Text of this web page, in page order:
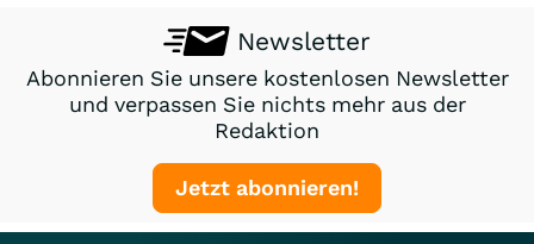
Newsletter
Abonnieren Sie unsere kostenlosen Newsletter
und verpassen Sie nichts mehr aus der
Redaktion
Jetzt abonnieren!